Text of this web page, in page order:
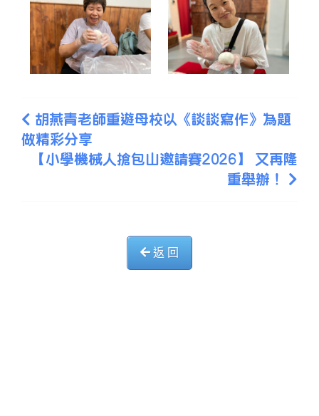
胡燕青老師重遊母校以《談談寫作》為題
做精彩分享
【小學機械人搶包山邀請賽2026】 又再隆
重舉辦！
返 回